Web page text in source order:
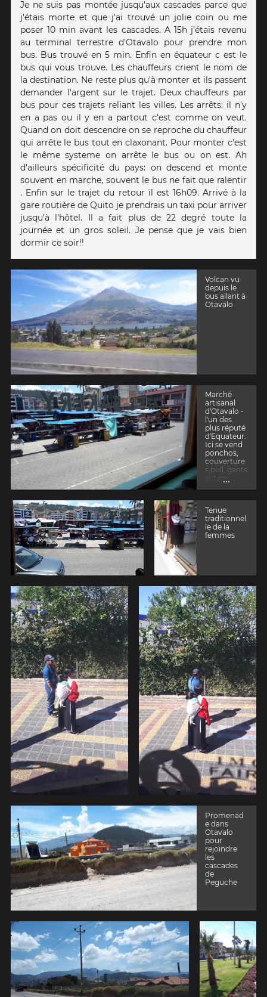
Je ne suis pas montée jusqu'aux cascades parce que
j'étais morte et que j'ai trouvé un jolie coin ou me
poser 10 min avant les cascades. A 15h j'étais revenu
au terminal terrestre d'Otavalo pour prendre mon
bus. Bus trouvé en 5 min. Enfin en équateur c est le
bus qui vous trouve. Les chauffeurs crient le nom de
la destination. Ne reste plus qu'à monter et ils passent
demander l'argent sur le trajet. Deux chauffeurs par
bus pour ces trajets reliant les villes. Les arrêts: il n'y
en a pas ou il y en a partout c'est comme on veut.
Quand on doit descendre on se reproche du chauffeur
qui arrête le bus tout en claxonant. Pour monter c'est
le même systeme on arrête le bus ou on est. Ah
d'ailleurs spécificité du pays: on descend et monte
souvent en marche, souvent le bus ne fait que ralentir
. Enfin sur le trajet du retour il est 16h09. Arrivé à la
gare routière de Quito je prendrais un taxi pour arriver
jusqu'à l'hôtel. Il a fait plus de 22 degré toute la
journée et un gros soleil. Je pense que je vais bien
dormir ce soir!!
Volcan vu
depuis le
bus allant à
Otavalo
Marché
artisanal
d'Otavalo -
l'un des
plus réputé
d'Equateur.
Ici se vend
ponchos,
couverture
s,pull, gants
...
Tenue
traditionnel
le de la
femmes
Promenad
e dans
Otavalo
pour
rejoindre
les
cascades
de
Peguche